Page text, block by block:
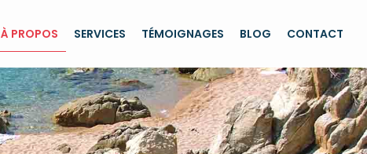
À PROPOS SERVICES TÉMOIGNAGES BLOG CONTACT